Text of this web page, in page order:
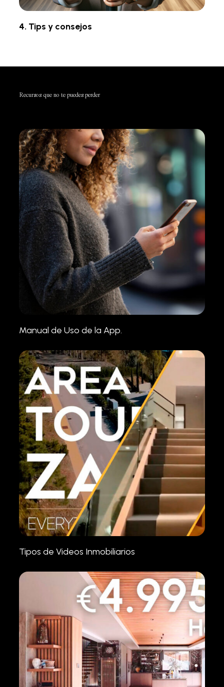
4. Tips y consejos
Recursos que no te puedes perder
Manual de Uso de la App.
Tipos de Videos Inmobiliarios